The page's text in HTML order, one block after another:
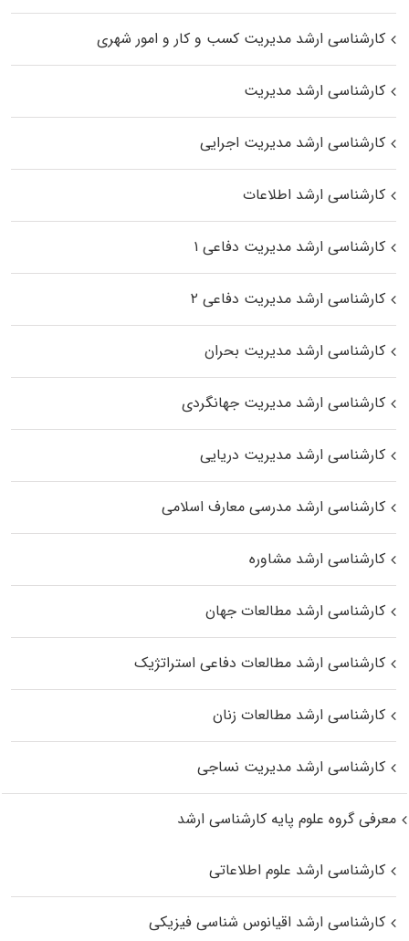
کارشناسی ارشد مدیریت کسب و کار و امور شهری
کارشناسی ارشد مدیریت
کارشناسی ارشد مدیریت اجرایی
کارشناسی ارشد اطلاعات
کارشناسی ارشد مدیریت دفاعی ۱
کارشناسی ارشد مدیریت دفاعی ۲
کارشناسی ارشد مدیریت بحران
کارشناسی ارشد مدیریت جهانگردی
کارشناسی ارشد مدیریت دریایی
کارشناسی ارشد مدرسی معارف اسلامی
کارشناسی ارشد مشاوره
کارشناسی ارشد مطالعات جهان
کارشناسی ارشد مطالعات دفاعی استراتژیک
کارشناسی ارشد مطالعات زنان
کارشناسی ارشد مدیریت نساجی
معرفی گروه علوم پایه کارشناسی ارشد
کارشناسی ارشد علوم اطلاعاتی
کارشناسی ارشد اقیانوس‌ شناسی فیزیکی